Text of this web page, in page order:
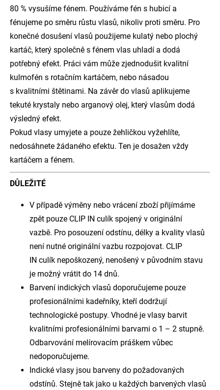
80 % vysušíme fénem. Používáme fén s hubicí a
fénujeme po směru růstu vlasů, nikoliv proti směru. Pro
konečné dosušení vlasů použijeme kulatý nebo plochý
kartáč, který společně s fénem vlas uhladí a dodá
potřebný efekt. Práci vám může zjednodušit kvalitní
kulmofén s rotačním kartáčem, nebo násadou
s kvalitními štětinami. Na závěr do vlasů aplikujeme
tekuté krystaly nebo arganový olej, který vlasům dodá
výsledný efekt.
Pokud vlasy umyjete a pouze žehličkou vyžehlíte,
nedosáhnete žádaného efektu. Ten je dosažen vždy
kartáčem a fénem.
DŮLEŽITÉ
V případě výměny nebo vrácení zboží přijímáme
zpět pouze CLIP IN culík spojený v originální
vazbě. Pro posouzení odstínu, délky a kvality vlasů
není nutné originální vazbu rozpojovat. CLIP
IN culík nepoškozený, nenošený v původním stavu
je možný vrátit do 14 dnů.
Barvení indických vlasů doporučujeme pouze
profesionálními kadeřníky, kteří dodržují
technologické postupy. Vhodné je vlasy barvit
kvalitními profesionálními barvami o 1 – 2 stupně.
Odbarvování melírovacím práškem vůbec
nedoporučujeme.
Indické vlasy jsou barveny do požadovaných
odstínů. Stejně tak jako u každých barvených vlasů